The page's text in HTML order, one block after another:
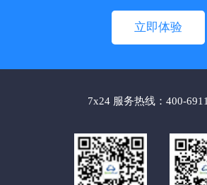
立即体验
7x24 服务热线：400-